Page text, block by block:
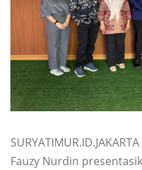
Fauzy Nurdin